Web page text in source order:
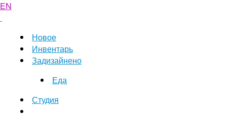
EN
Новое
Инвентарь
Задизайнено
Еда
Студия